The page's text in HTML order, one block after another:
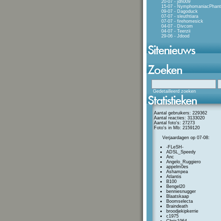
20-07 - jdh009
15-07 -
09-07 - Dagoduck
07-07 - sleuthtiara
07-07 - firehomesick
04-07 - Divcom
04-07 - Teerzii
29-06 - Jdood
Gedetailleerd zoeken
Aantal gebruikers: 229362
Aantal reacties: 3133020
Aantal foto's: 27273
Foto's in Mb: 2159120
Verjaardagen op 07-08:
-FLeSH-
ADSL_Speedy
Anc
Angelo_Ruggiero
appelm0es
Ashampea
Atlantis
B100
Bengel20
benniesnugger
Blaatskaap
Boomselecta
Braindeath
broodjekipkerrie
c1975